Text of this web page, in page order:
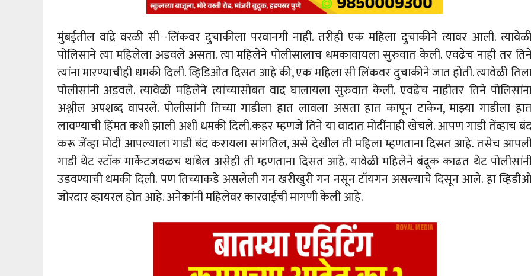
मुंबईतील वांद्रे वरळी सी -लिंकवर दुचाकीला परवानगी नाही. तरीही एक महिला दुचाकीने त्यावर आली.
पोलिसाने त्या महिलेला अडवले असता. त्या महिलेने पोलीसालाच धमकावायला सुरुवात केली. एवढेच नाही तर
त्यांना मारण्याचीही धमकी दिली. व्हिडिओत दिसत आहे की, एक महिला सी लिंकवर दुचाकीने जात होती. त्यावेळी
पोलीसांनी अडवले. त्यावेळी महिलेने त्यांच्यासोबत वाद घालायला सुरुवात केली. एवढेच नाहीतर तिने
अश्लील अपशब्द वापरले. पोलीसांनी तिच्या गाडीला हात लावला असता हात कापून टाकेन, माझ्या गाडीला
लावण्याची हिंमत कशी झाली अशी धमकी दिली.कहर म्हणजे तिने या वादात मोदींनाही खेचले. आपण गाडी तेंव्हाच
करू जेंव्हा मोदी आपल्याला गाडी बंद करायला सांगतिल, असे देखील ती महिला म्हणताना दिसत आहे. तसेच
गाडी थेट स्टाॅक मार्केटजवळच थांबेल असेही ती म्हणताना दिसत आहे. यावेळी महिलेने बंदूक काढत थेट
उडवण्याची धमकी दिली. पण तिच्याकडे असलेली गन खरीखुरी गन नसून टॉयगन असल्याचे दिसून आले. हा
जोरदार व्हायरल होत आहे. अनेकांनी महिलेवर कारवाईची मागणी केली आहे.